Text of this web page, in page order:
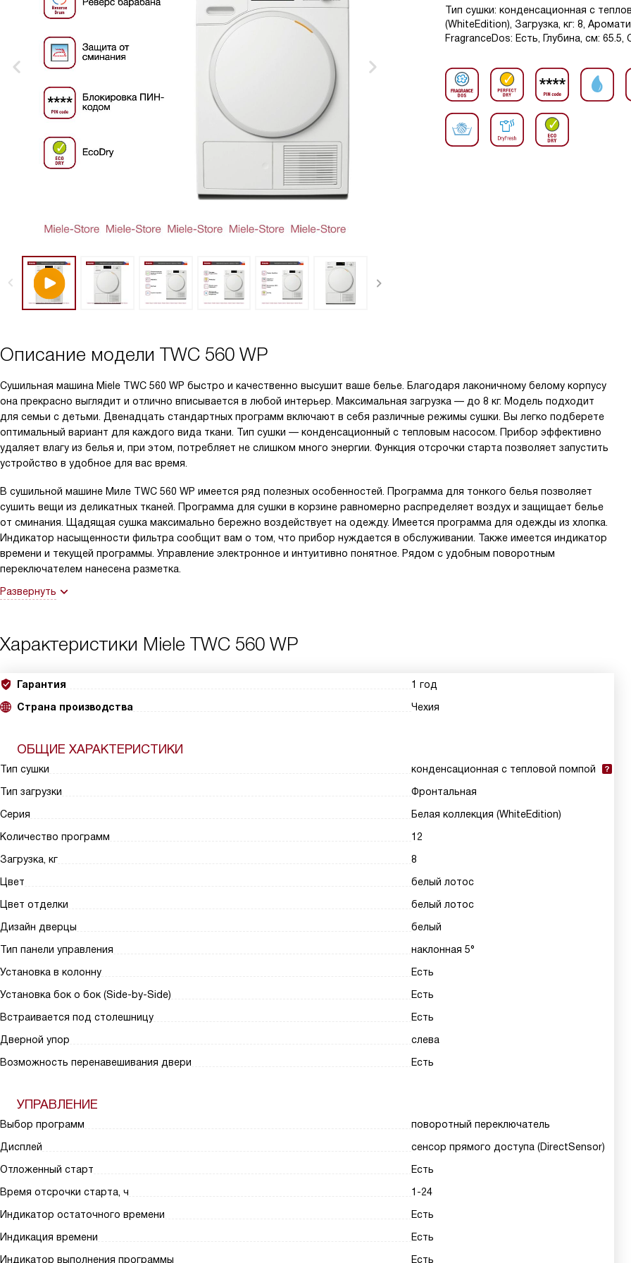
Тип сушки: конденсационная с
(WhiteEdition), Загрузка, кг: 8,
FragranceDos: Есть, Глубина, см:
Описание модели TWC 560 WP
Сушильная машина Miele TWC 560 WP быстро и качественно высушит ваше белье. Благодаря лаконичному белому корпусу
она прекрасно выглядит и отлично вписывается в любой интерьер. Максимальная загрузка — до 8 кг. Модель подходит
для семьи с детьми. Двенадцать стандартных программ включают в себя различные режимы сушки. Вы легко подберете
оптимальный вариант для каждого вида ткани. Тип сушки — конденсационный с тепловым насосом. Прибор эффективно
удаляет влагу из белья и, при этом, потребляет не слишком много энергии. Функция отсрочки старта позволяет запустить
устройство в удобное для вас время.
В сушильной машине Миле TWC 560 WP имеется ряд полезных особенностей. Программа для тонкого белья позволяет
сушить вещи из деликатных тканей. Программа для сушки в корзине равномерно распределяет воздух и защищает белье
от сминания. Щадящая сушка максимально бережно воздействует на одежду. Имеется программа для одежды из хлопка.
Индикатор насыщенности фильтра сообщит вам о том, что прибор нуждается в обслуживании. Также имеется индикатор
времени и текущей программы. Управление электронное и интуитивно понятное. Рядом с удобным поворотным
переключателем нанесена разметка.
Развернуть
Характеристики Miele TWC 560 WP
Гарантия
1 год
Страна производства
Чехия
ОБЩИЕ ХАРАКТЕРИСТИКИ
Тип сушки
конденсационная с тепловой помпой
Тип загрузки
Фронтальная
Серия
Белая коллекция (WhiteEdition)
Количество программ
12
Загрузка, кг
8
Цвет
белый лотос
Цвет отделки
белый лотос
Дизайн дверцы
белый
Тип панели управления
наклонная 5°
Установка в колонну
Есть
Установка бок о бок (Side-by-Side)
Есть
Встраивается под столешницу
Есть
Дверной упор
слева
Возможность перенавешивания двери
Есть
УПРАВЛЕНИЕ
Выбор программ
поворотный переключатель
Дисплей
сенсор прямого доступа (DirectSensor)
Отложенный старт
Есть
Время отсрочки старта, ч
1-24
Индикатор остаточного времени
Есть
Индикация времени
Есть
Индикатор выполнения программы
Есть